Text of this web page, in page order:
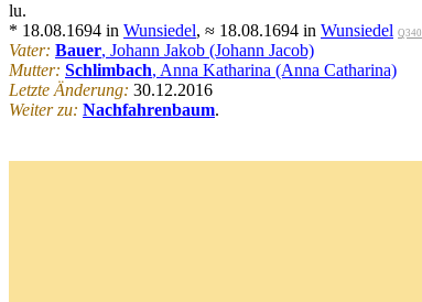
lu.
* 18.08.1694 in Wunsiedel, ≈ 18.08.1694 in Wunsiedel Q340
Vater: Bauer, Johann Jakob (Johann Jacob)
Mutter: Schlimbach, Anna Katharina (Anna Catharina)
Letzte Änderung: 30.12.2016
Weiter zu: Nachfahrenbaum.